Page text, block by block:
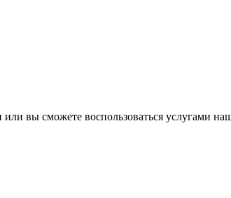
вы сможете воспользоваться услугами